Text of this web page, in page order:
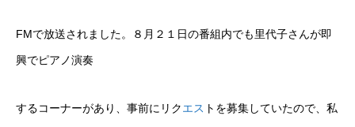
FMで放送されました。８月２１日の番組内でも里代子さんが即
興でピアノ演奏
するコーナーがあり、事前にリクエス トを募集していたので、私